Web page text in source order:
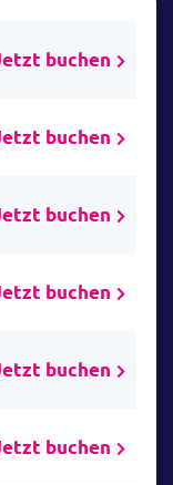
buchen
buchen
buchen
buchen
buchen
buchen